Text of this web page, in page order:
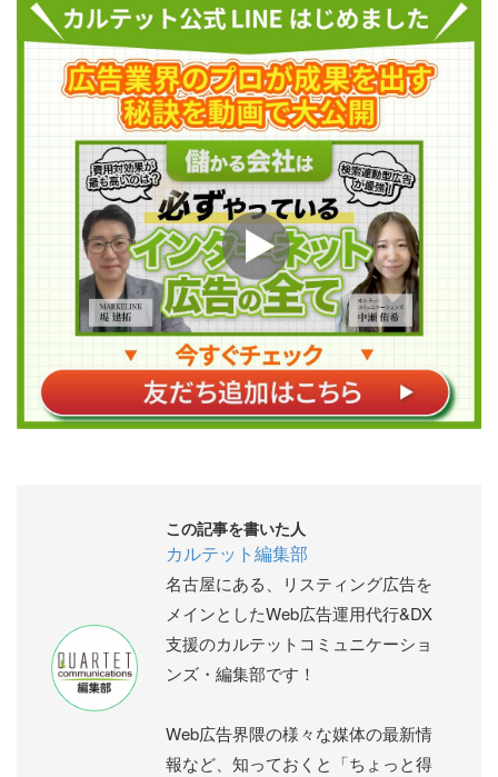
この記事を書いた人
カルテット編集部
名古屋にある、リスティング広告を
メインとしたWeb広告運用代行&DX
支援のカルテットコミュニケーショ
ンズ・編集部です！
Web広告界隈の様々な媒体の最新情
報など、知っておくと「ちょっと得